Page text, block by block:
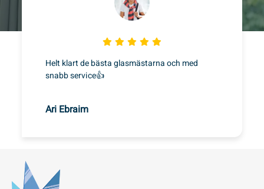
Helt klart de bästa glasmästarna och med
snabb service👍
Ari Ebraim